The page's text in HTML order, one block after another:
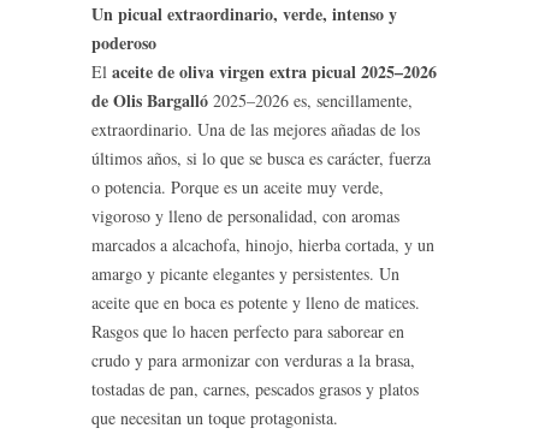
Un picual extraordinario, verde, intenso y
poderoso
El aceite de oliva virgen extra picual 2025–2026
de Olis Bargalló 2025–2026 es, sencillamente,
extraordinario. Una de las mejores añadas de los
últimos años, si lo que se busca es carácter, fuerza
o potencia. Porque es un aceite muy verde,
vigoroso y lleno de personalidad, con aromas
marcados a alcachofa, hinojo, hierba cortada, y un
amargo y picante elegantes y persistentes. Un
aceite que en boca es potente y lleno de matices.
Rasgos que lo hacen perfecto para saborear en
crudo y para armonizar con verduras a la brasa,
tostadas de pan, carnes, pescados grasos y platos
que necesitan un toque protagonista.